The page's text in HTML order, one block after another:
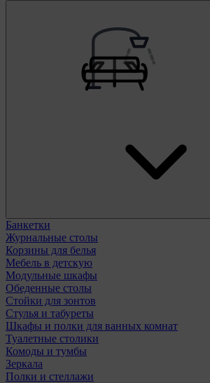
Банкетки
Журнальные столы
Корзины для белья
Мебель в детскую
Модульные шкафы
Обеденные столы
Стойки для зонтов
Стулья и табуреты
Шкафы и полки для ванных комнат
Туалетные столики
Комоды и тумбы
Зеркала
Полки и стеллажи